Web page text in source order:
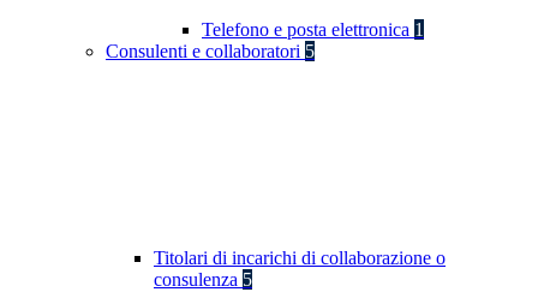
Telefono e posta elettronica 1
Consulenti e collaboratori 5
Titolari di incarichi di collaborazione o
consulenza 5